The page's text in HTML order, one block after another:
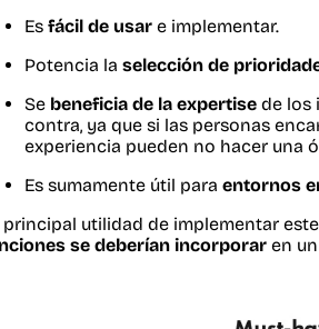
Esfácil de usar e implementar.
Potencia laselección de
Se beneficia de la expertise de los
contra, ya que si las personas
experiencia pueden no hacer una
Es sumamente útil paraentornos
principal utilidad de implementar
se deberían incorporar en un